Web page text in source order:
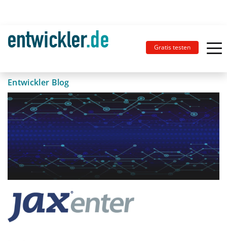
Gratis testen
Entwickler Blog